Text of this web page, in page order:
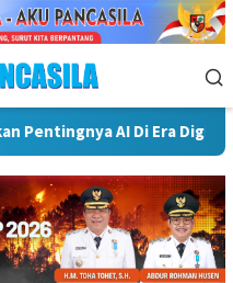
Cetak Generasi